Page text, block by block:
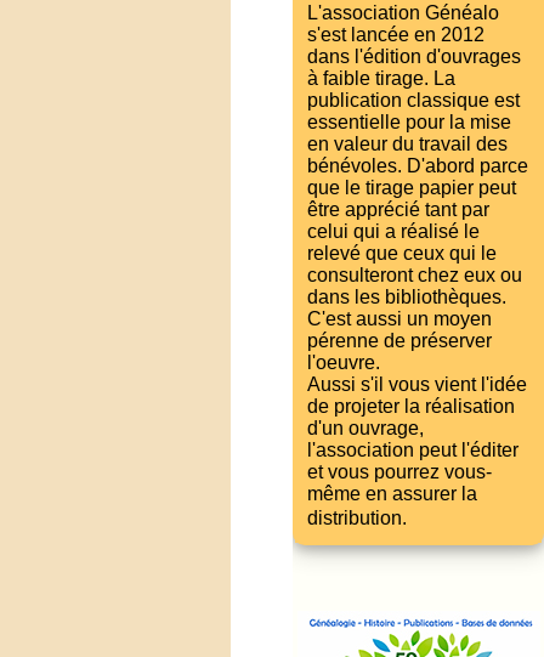
L'association Généalo
s'est lancée en 2012
dans l'édition d'ouvrages
à faible tirage. La
publication classique est
essentielle pour la mise
en valeur du travail des
bénévoles. D'abord parce
que le tirage papier peut
être apprécié tant par
celui qui a réalisé le
relevé que ceux qui le
consulteront chez eux ou
dans les bibliothèques.
C'est aussi un moyen
pérenne de préserver
l'oeuvre.
Aussi s'il vous vient l'idée
de projeter la réalisation
d'un ouvrage,
l'association peut l'éditer
et vous pourrez vous-
même en assurer la
distribution.